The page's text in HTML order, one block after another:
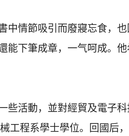
中情節吸引而廢寢忘食，也
能下筆成章，一气呵成。 他
些活動， 並對經貿及電子
工程系學士學位。回國后，